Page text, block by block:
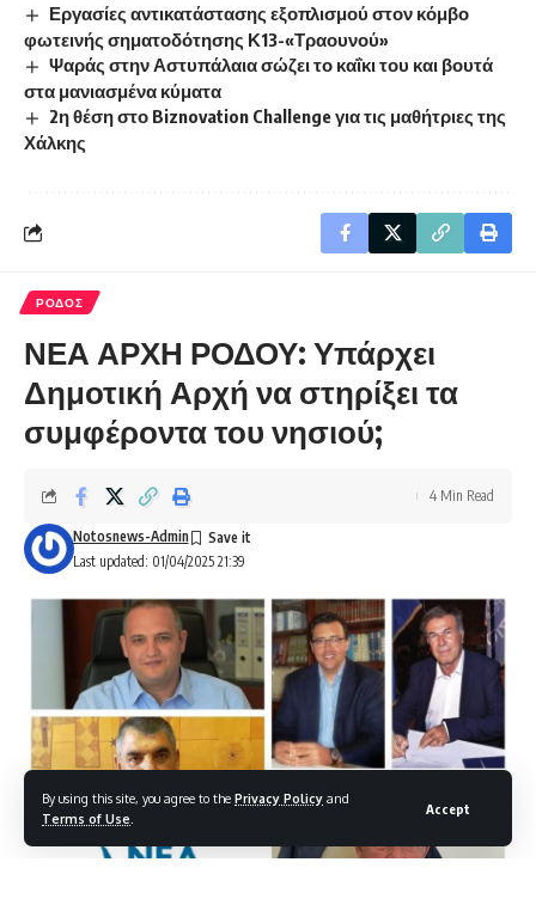
By using this site, you agree to the Privacy Policy and
Terms of Use
Accept
Εργασίες αντικατάστασης εξοπλισμού στον κόμβο
φωτεινής σηματοδότησης Κ13-«Τραουνού»
Ψαράς στην Αστυπάλαια σώζει το καΐκι του και βουτά
στα μανιασμένα κύματα
2η θέση στο Biznovation Challenge για τις μαθήτριες της
Χάλκης
ΡΟΔΟΣ
ΝΕΑ ΑΡΧΗ ΡΟΔΟΥ: Υπάρχει
Δημοτική Αρχή να στηρίξει τα
συμφέροντα του νησιού;
Last updated: 01/04/2025 21:39
Notosnews-Admin
4 Min Read